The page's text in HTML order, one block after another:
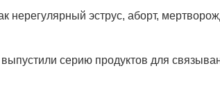
эструс, аборт,
серию продуктов для